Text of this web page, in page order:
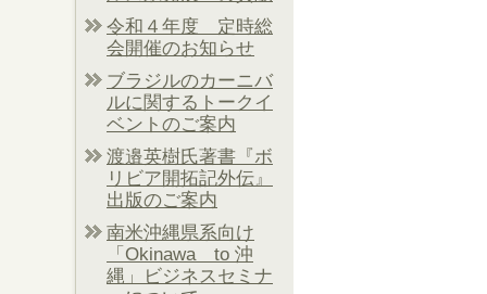
令和４年度 定時総
会開催のお知らせ
ブラジルのカーニバ
ルに関するトークイ
ベントのご案内
渡邉英樹氏著書『ボ
リビア開拓記外伝』
出版のご案内
南米沖縄県系向け
「Okinawa to 沖
縄」ビジネスセミナ